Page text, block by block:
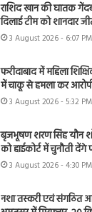
राशिद खान की घातक
दिलाई टीम को शानदार
3 August 2026 - 6:07 PM
फरीदाबाद में महिला
में चाकू से हमला कर
3 August 2026 - 5:32 PM
बृजभूषण शरण सिंह यौन
को हाईकोर्ट में चुनौती देंगे
3 August 2026 - 4:30 PM
नशा तस्करी एवं संगठित